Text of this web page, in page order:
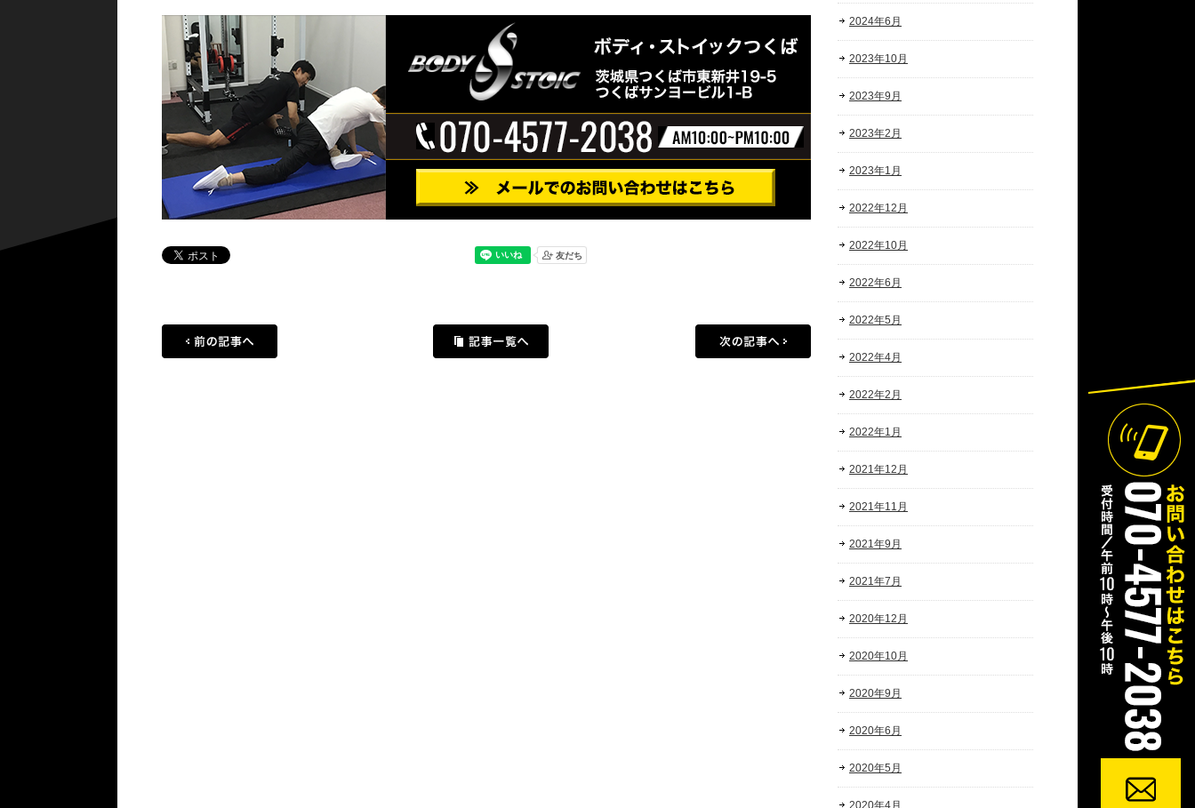
2024年6月
2023年10月
2023年9月
2023年2月
2023年1月
2022年12月
2022年10月
2022年6月
2022年5月
2022年4月
2022年2月
2022年1月
2021年12月
2021年11月
2021年9月
2021年7月
2020年12月
2020年10月
2020年9月
2020年6月
2020年5月
2020年4月